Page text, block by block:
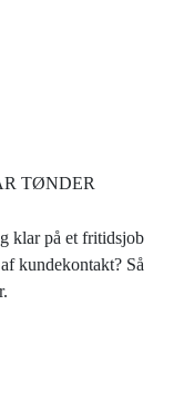
TØNDER
klar på et fritidsjob
kundekontakt? Så